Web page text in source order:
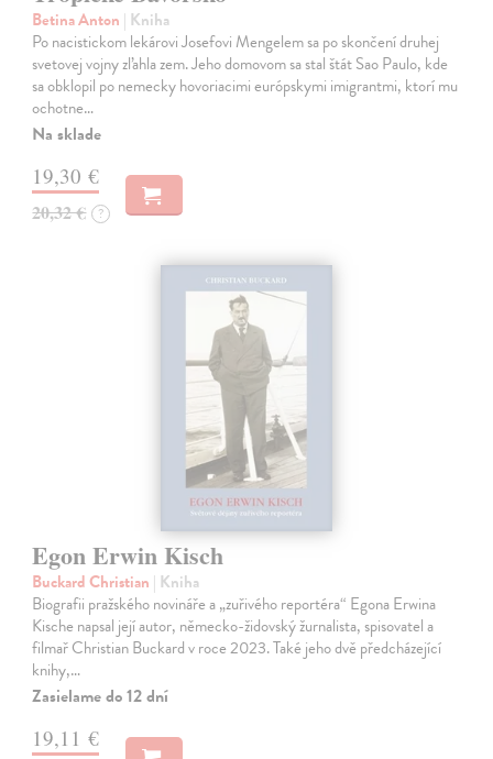
Betina Anton | Kniha
Po nacistickom lekárovi Josefovi Mengelem sa po skončení druhej
svetovej vojny zľahla zem. Jeho domovom sa stal štát Sao Paulo, kde
sa obklopil po nemecky hovoriacimi európskymi imigrantmi, ktorí mu
ochotne…
Na sklade
19,30 €
20,32 € ?
Egon Erwin Kisch
Buckard Christian | Kniha
Biografii pražského novináře a „zuřivého reportéra“ Egona Erwina
Kische napsal její autor, německo-židovský žurnalista, spisovatel a
filmař Christian Buckard v roce 2023. Také jeho dvě předcházející
knihy,…
Zasielame do 12 dní
19,11 €